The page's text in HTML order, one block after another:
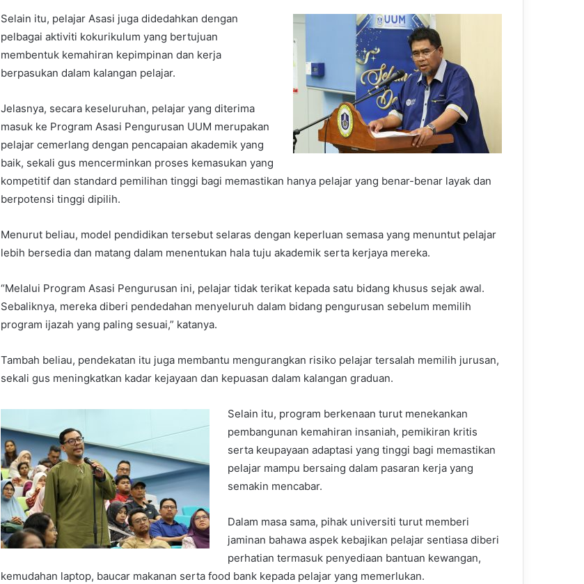
Selain itu, pelajar Asasi juga didedahkan dengan
pelbagai aktiviti kokurikulum yang bertujuan
membentuk kemahiran kepimpinan dan kerja
berpasukan dalam kalangan pelajar.
Jelasnya, secara keseluruhan, pelajar yang diterima
masuk ke Program Asasi Pengurusan UUM merupakan
pelajar cemerlang dengan pencapaian akademik yang
baik, sekali gus mencerminkan proses kemasukan yang
kompetitif dan standard pemilihan tinggi bagi memastikan hanya pelajar yang benar-benar layak dan
berpotensi tinggi dipilih.
Menurut beliau, model pendidikan tersebut selaras dengan keperluan semasa yang menuntut pelajar
lebih bersedia dan matang dalam menentukan hala tuju akademik serta kerjaya mereka.
“Melalui Program Asasi Pengurusan ini, pelajar tidak terikat kepada satu bidang khusus sejak awal.
Sebaliknya, mereka diberi pendedahan menyeluruh dalam bidang pengurusan sebelum memilih
program ijazah yang paling sesuai,” katanya.
Tambah beliau, pendekatan itu juga membantu mengurangkan risiko pelajar tersalah memilih jurusan,
sekali gus meningkatkan kadar kejayaan dan kepuasan dalam kalangan graduan.
Selain itu, program berkenaan turut menekankan
pembangunan kemahiran insaniah, pemikiran kritis
serta keupayaan adaptasi yang tinggi bagi memastikan
pelajar mampu bersaing dalam pasaran kerja yang
semakin mencabar.
Dalam masa sama, pihak universiti turut memberi
jaminan bahawa aspek kebajikan pelajar sentiasa diberi
perhatian termasuk penyediaan bantuan kewangan,
kemudahan laptop, baucar makanan serta food bank kepada pelajar yang memerlukan.